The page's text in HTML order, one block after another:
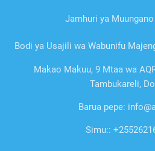
Jamhuri ya
Bodi ya Usajili wa Wabunifu
Makao Makuu, 9 Mtaa wa
Tambukareli,
Barua pepe:
Simu::